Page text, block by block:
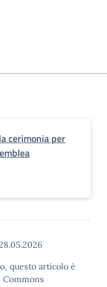
cerimonia per
questo articolo è
Commons